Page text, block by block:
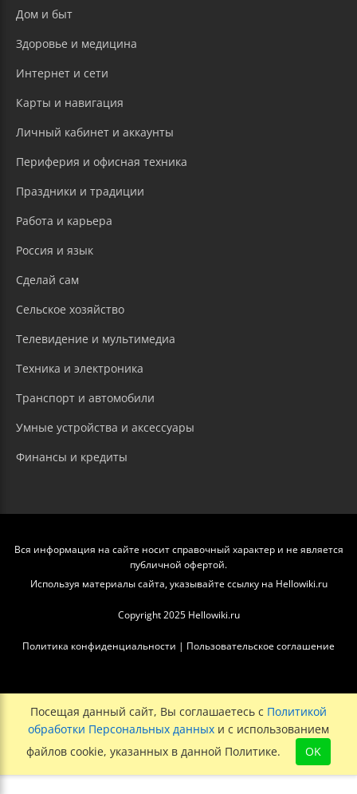
Дом и быт
Здоровье и медицина
Интернет и сети
Карты и навигация
Личный кабинет и аккаунты
Периферия и офисная техника
Праздники и традиции
Работа и карьера
Россия и язык
Сделай сам
Сельское хозяйство
Телевидение и мультимедиа
Техника и электроника
Транспорт и автомобили
Умные устройства и аксессуары
Финансы и кредиты
Вся информация на сайте носит справочный характер и не является
публичной офертой.
Используя материалы сайта, указывайте ссылку на Hellowiki.ru
Copyright 2025 Hellowiki.ru
Политика конфиденциальности | Пользовательское соглашение
Посещая данный сайт, Вы соглашаетесь с Политикой
обработки Персональных данных и с использованием
файлов cookie, указанных в данной Политике.
OK